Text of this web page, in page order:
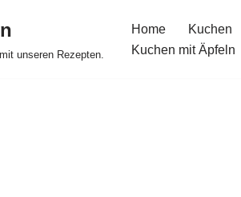
unseren Rezepten.
Home Kuchen
Kuchen mit Äpfeln